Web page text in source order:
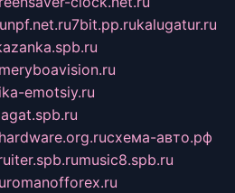
npf.net.ru7bit.pp.rukalugatur.ru
emotsiy.ru
agat.spb.ru
hardware.org.ruсхема-авто.рф
music8.spb.ru
romanofforex.ru